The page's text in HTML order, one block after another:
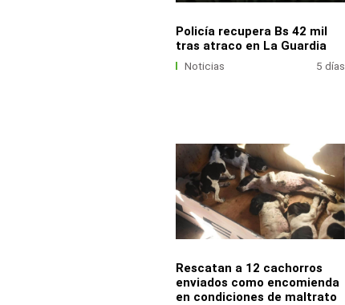
Policía recupera Bs 42 mil
tras atraco en La Guardia
Noticias 5 días
Rescatan a 12 cachorros
enviados como encomienda
en condiciones de maltrato